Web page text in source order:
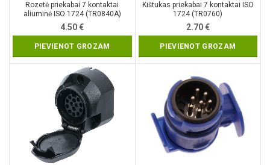
Rozetė priekabai 7 kontaktai
aliuminė ISO 1724 (TR0840A)
4.50€
PIEVIENOT GROZAM
Kištukas priekabai 7 kontaktai ISO
1724 (TR0760)
2.70€
PIEVIENOT GROZAM